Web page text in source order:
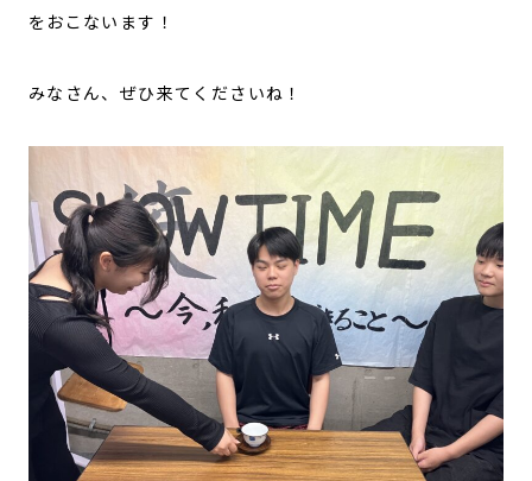
をおこないます！
みなさん、ぜひ来てくださいね！